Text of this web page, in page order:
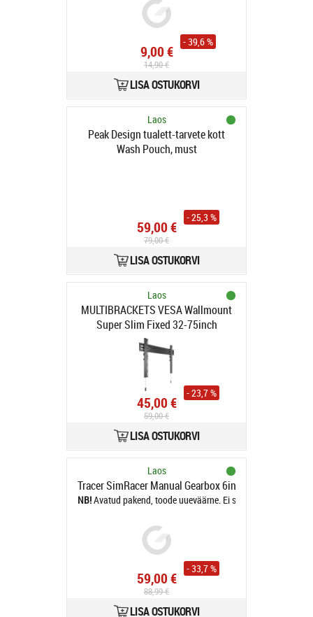
9,00 €
- 39,6 %
14,90 €
LISA OSTUKORVI
Laos
Peak Design tualett-tarvete kott
Wash Pouch, must
59,00 €
- 25,3 %
79,00 €
LISA OSTUKORVI
Laos
MULTIBRACKETS VESA Wallmount
Super Slim Fixed 32-75inch
45,00 €
- 23,7 %
59,00 €
LISA OSTUKORVI
Laos
Tracer SimRacer Manual Gearbox 6in1 - steering
Avatud pakend, toode uueväärne. Ei sobi kasutamaks
59,00 €
- 33,7 %
88,99 €
LISA OSTUKORVI